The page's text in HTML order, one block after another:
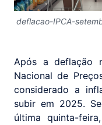
deflacao-IPCA-
Após a deflação
Nacional de
considerado a
subir em 2025.
última quinta-